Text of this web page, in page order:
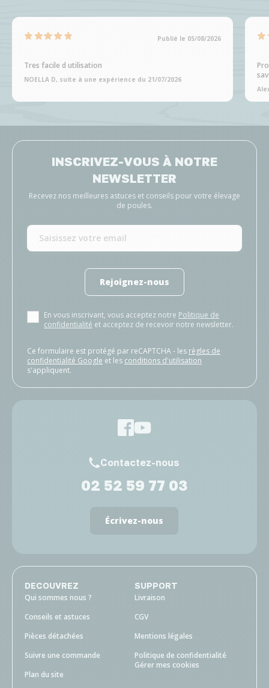
Publié le 05/08/2026
Tres facile d utilisation
NOELLA D, suite à une expérience du 21/07/2026
INSCRIVEZ-VOUS À NOTRE
NEWSLETTER
Recevez nos meilleures astuces et conseils pour votre élevage
de poules.
Rejoignez-nous
En vous inscrivant, vous acceptez notre Politique de
confidentialité et acceptez de recevoir notre newsletter.
Ce formulaire est protégé par reCAPTCHA - les règles de
confidentialité Google et les conditions d'utilisation
s'appliquent.
Contactez-nous
02 52 59 77 03
Écrivez-nous
DECOUVREZ
Qui sommes nous ?
Conseils et astuces
Pièces détachées
Suivre une commande
Plan du site
SUPPORT
Livraison
CGV
Mentions légales
Politique de confidentialité
Gérer mes cookies